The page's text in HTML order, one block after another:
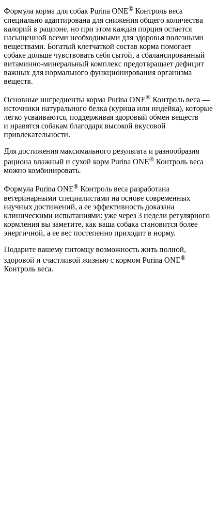
Формула корма для собак Purina ONE® Контроль веса
специально адаптирована для снижения общего количества
калорий в рационе, но при этом каждая порция остается
насыщенной всеми необходимыми для здоровья полезными
веществами. Богатый клетчаткой состав корма помогает
собаке дольше чувствовать себя сытой, а сбалансированный
витаминно-минеральный комплекс предотвращает дефицит
важных для нормального функционирования организма
веществ.
Основные ингредиенты корма Purina ONE® Контроль веса —
источники натурального белка (курица или индейка), которые
легко усваиваются, поддерживая здоровый обмен веществ
и нравятся собакам благодаря высокой вкусовой
привлекательности.
Для достижения максимального результата и разнообразия
рациона влажный и сухой корм Purina ONE® Контроль веса
можно комбинировать.
Формула Purina ONE® Контроль веса разработана
ветеринарными специалистами на основе современных
научных достижений, а ее эффективность доказана
клиническими испытаниями: уже через 3 недели регулярного
кормления вы заметите, как ваша собака становится более
энергичной, а ее вес постепенно приходит в норму.
Подарите вашему питомцу возможность жить полной,
здоровой и счастливой жизнью с кормом Purina ONE®
Контроль веса.